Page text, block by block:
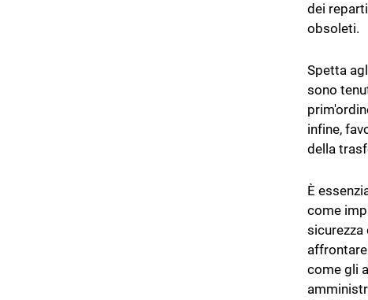
dei
obsoleti.
Spetta
sono
infine,
della
È
come
sicurezza
come gli